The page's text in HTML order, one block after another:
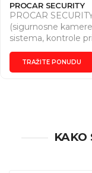
PROCAR SECURITY
PROCAR
(sigurnosne
sistema, kontrole
interfona, kao i
klimatizaciju.
poslova montaže,
kvaliteta ISO
TRAŽITE PONUDU
KAKO